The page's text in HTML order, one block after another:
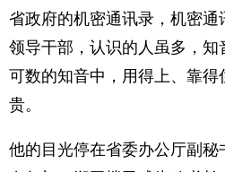
省政府的机密通讯录，机密通
领导干部，认识的人虽多，知
可数的知音中，用得上、靠
贵。
他的目光停在省委办公厅副秘